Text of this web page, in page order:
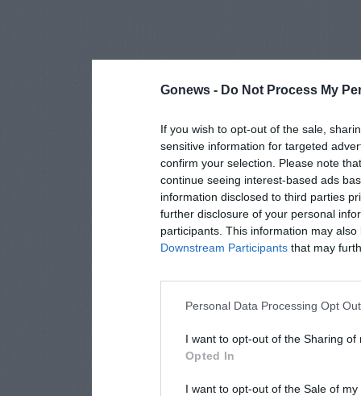
Gonews - Do Not Process My
If you wish to opt-out of the sale,
sensitive information for targeted
confirm your selection. Please note
continue seeing interest-based ads
information disclosed to third parties
further disclosure of your personal
participants. This information may
Downstream Participants that may
Personal Data Processing Opt
I want to opt-out of the Sharing of
Opted In
I want to opt-out of the Sale of